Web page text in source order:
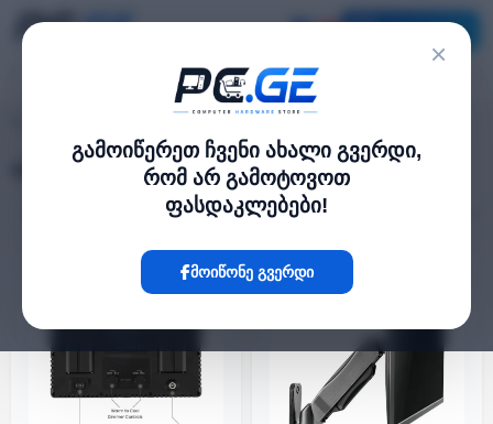
×
გამოიწერეთ ჩვენი ახალი გვერდი,
რომ არ გამოტოვოთ
ფასდაკლებები!
მოიწონე გვერდი
24 პროდუქტი